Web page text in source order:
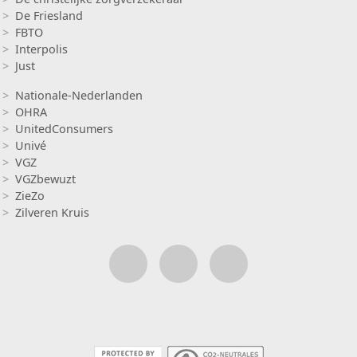
De Friesland
FBTO
Interpolis
Just
Insurance 2
Nationale-Nederlanden
OHRA
UnitedConsumers
Univé
VGZ
VGZbewuzt
ZieZo
Zilveren Kruis